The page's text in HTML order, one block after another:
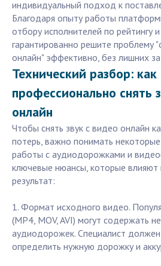
индивидуальный подход к
Благодаря опыту работы
отбору исполнителей по рейтингу
гарантированно решите проблему
онлайн" эффективно, без лишних
Технический разбор: как
профессионально снять
онлайн
Чтобы снять звук с видео онлайн
потерь, важно понимать
работы с аудиодорожками и
ключевые нюансы, которые влияют
результат:
1. Формат исходного видео.
(MP4, MOV, AVI) могут содержать
аудиодорожек. Специалист
определить нужную дорожку и